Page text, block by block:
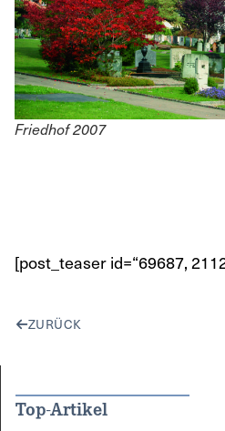
Friedhof 2007
[post_teaser id=“69687,
ZURÜCK
Top-Artikel